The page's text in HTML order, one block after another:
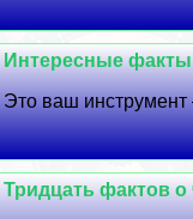
Интересные
Это ваш инструмент
Тридцать фактов о